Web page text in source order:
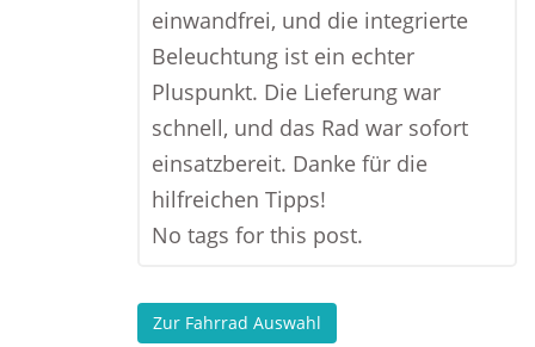
einwandfrei, und die integrierte
Beleuchtung ist ein echter
Pluspunkt. Die Lieferung war
schnell, und das Rad war sofort
einsatzbereit. Danke für die
hilfreichen Tipps!
No tags for this post.
Zur Fahrrad Auswahl